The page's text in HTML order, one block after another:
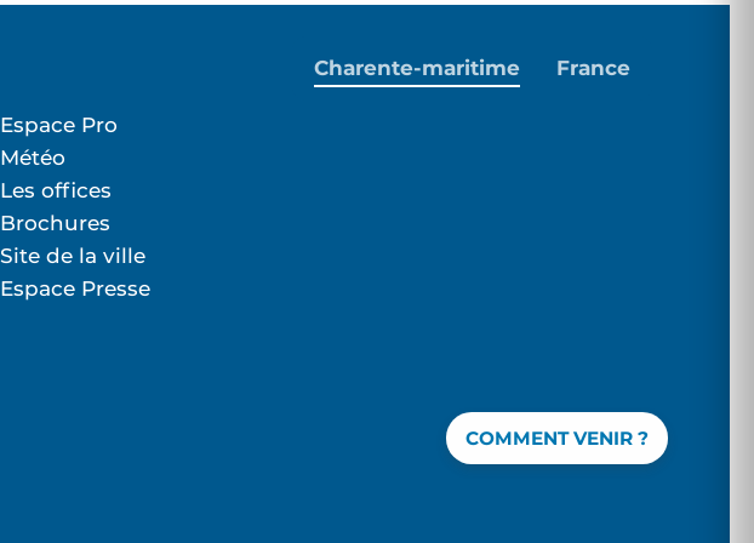
Espace Pro
Météo
Les offices
Brochures
Site de la ville
Espace Presse
COMMENT VENIR ?
Charente-maritime France